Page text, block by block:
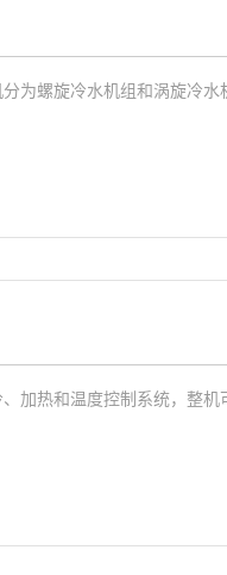
为螺旋冷水机组和涡旋冷
加热和温度控制系统，整